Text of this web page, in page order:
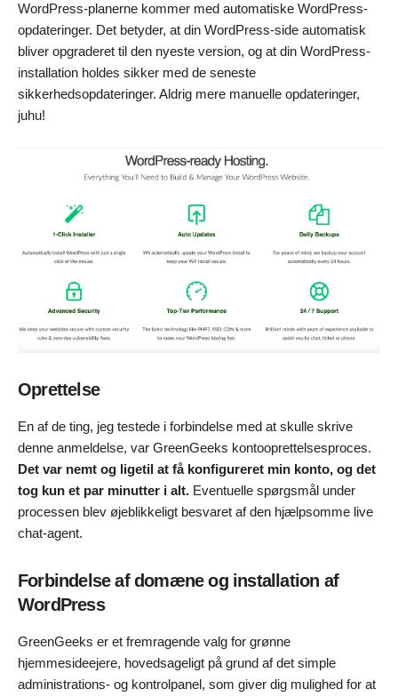
WordPress-planerne kommer med automatiske WordPress-
opdateringer. Det betyder, at din WordPress-side automatisk
bliver opgraderet til den nyeste version, og at din WordPress-
installation holdes sikker med de seneste
sikkerhedsopdateringer. Aldrig mere manuelle opdateringer,
juhu!
Oprettelse
En af de ting, jeg testede i forbindelse med at skulle skrive
denne anmeldelse, var GreenGeeks kontooprettelsesproces.
Det var nemt og ligetil at få konfigureret min konto, og det
tog kun et par minutter i alt. Eventuelle spørgsmål under
processen blev øjeblikkeligt besvaret af den hjælpsomme live
chat-agent.
Forbindelse af domæne og installation af
WordPress
GreenGeeks er et fremragende valg for grønne
hjemmesideejere, hovedsageligt på grund af det simple
administrations- og kontrolpanel, som giver dig mulighed for at